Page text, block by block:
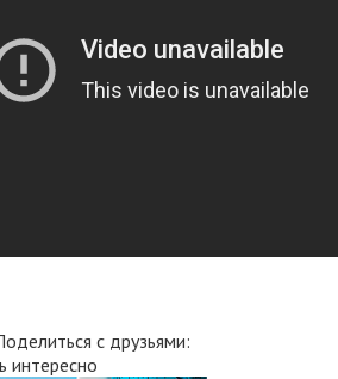
с друзьями:
интересно